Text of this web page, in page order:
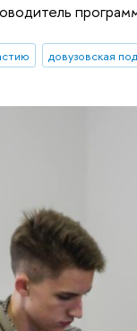
довузовская